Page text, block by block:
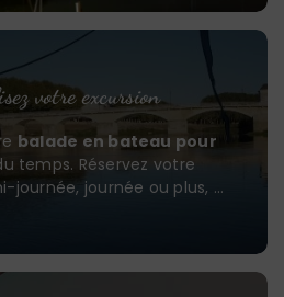
votre excursion
balade en bateau pour
temps. Réservez votre
journée, journée ou plus, …